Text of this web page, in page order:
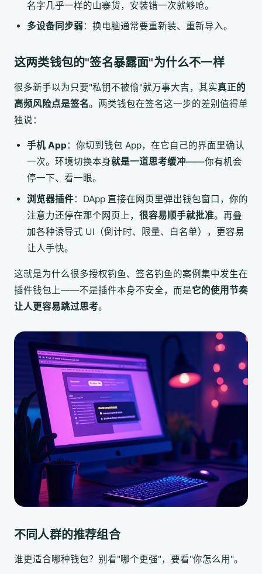
名字几乎一样的山寨货，安装错一次就够呛。
多设备同步弱：换电脑通常要重新装、重新导入。
这两类钱包的"签名暴露面"为什么不一样
很多新手以为只要"私钥不被偷"就万事大吉，其实真正的
高频风险点是签名。两类钱包在签名这一步的差别值得单
独说：
手机 App：你切到钱包 App，在它自己的界面里确认
一次。环境切换本身就是一道思考缓冲——你有机会
停一下、看一眼。
浏览器插件：DApp 直接在网页里弹出钱包窗口，你的
注意力还停在那个网页上， 很容易顺手就批准。再叠
加各种诱导式 UI（倒计时、限量、白名单），更容易
让人手快。
这就是为什么很多授权钓鱼、签名钓鱼的案例集中发生在
插件钱包上——不是插件本身不安全，而是它的使用节奏
让人更容易跳过思考。
不同人群的推荐组合
谁更适合哪种钱包？别看"哪个更强"，要看"你怎么用"。